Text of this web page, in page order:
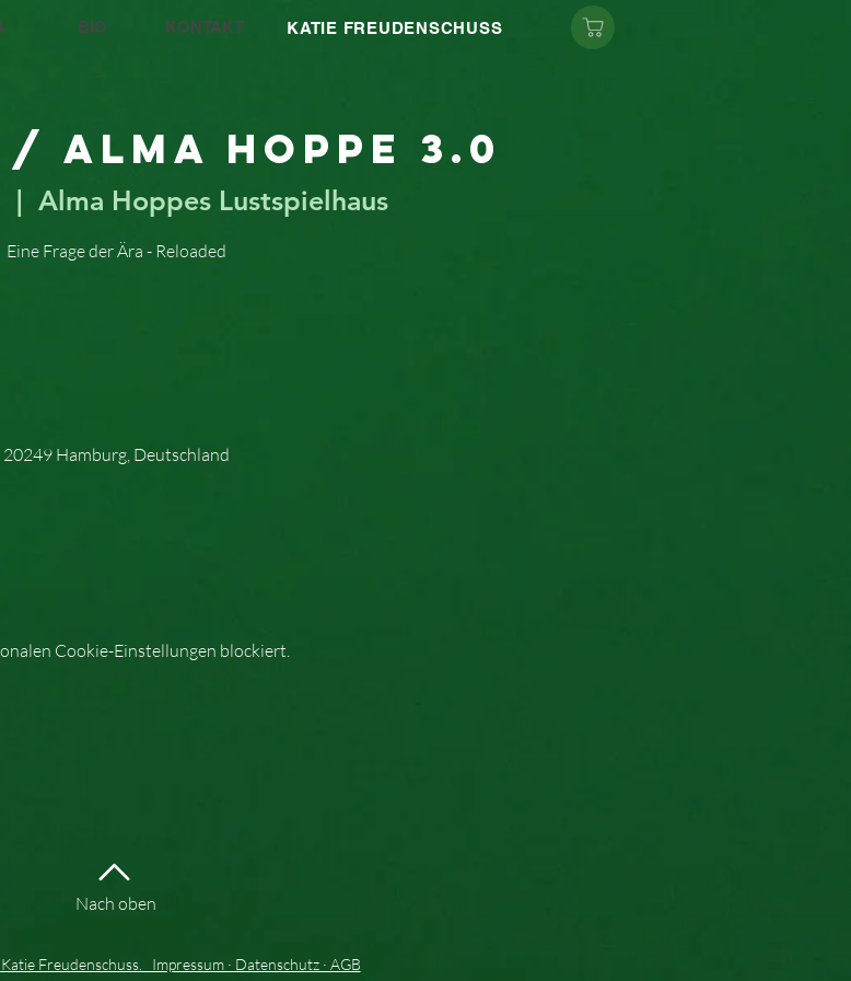
BIO KONTAKT KATIE FREUDENSCHUSS
Alma Hoppe 3.0
  |
Alma Hoppes Lustspielhaus
Eine Frage der Ära - Reloaded
Hamburg, Deutschland
Cookie-Einstellungen blockiert.
Nach oben
Freudenschuss. Impressum · Datenschutz · AGB